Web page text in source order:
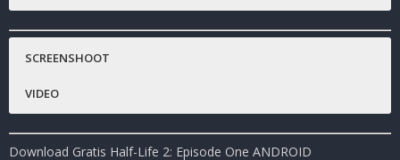
Platfrom
Publisher:NVIDIA Lightspeed Studios
SCREENSHOOT
VIDEO
Download Gratis Half-Life 2: Episode One ANDROID